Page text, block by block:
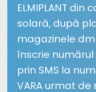
ELMIPLANT
solară, după
magazinele
înscrie numărul
prin SMS la
VARA urmat de